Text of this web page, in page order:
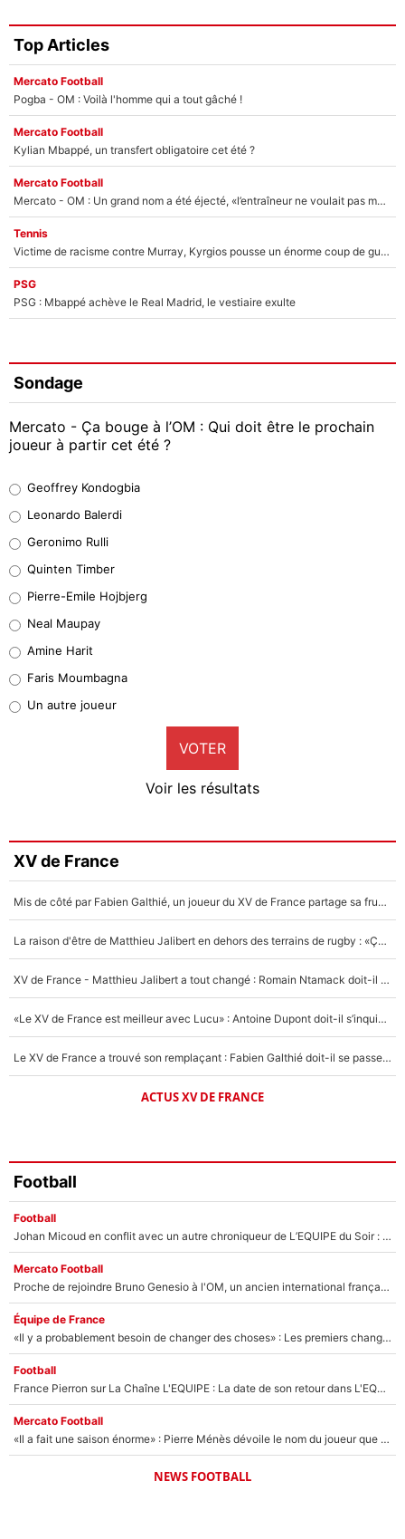
Top Articles
Mercato Football
Pogba - OM : Voilà l'homme qui a tout gâché !
Mercato Football
Kylian Mbappé, un transfert obligatoire cet été ?
Mercato Football
Mercato - OM : Un grand nom a été éjecté, «l’entraîneur ne voulait pas me conserver»
Tennis
Victime de racisme contre Murray, Kyrgios pousse un énorme coup de gueule !
PSG
PSG : Mbappé achève le Real Madrid, le vestiaire exulte
Sondage
Mercato - Ça bouge à l’OM : Qui doit être le prochain
joueur à partir cet été ?
38%
32%
4%
1%
9%
Faris Moumbagna
4%
Un autre joueur
5%
Geoffrey Kondogbia
Leonardo Balerdi
Geronimo Rulli
Quinten Timber
Pierre-Emile Hojbjerg
Neal Maupay
Amine Harit
Faris Moumbagna
Un autre joueur
VOTER
Voir les résultats
XV de France
Mis de côté par Fabien Galthié, un joueur du XV de France partage sa frustration : «ils ne me l’ont pas dit tout de suite»
La raison d'être de Matthieu Jalibert en dehors des terrains de rugby : «Ça m'atteint autant que si tu touches à un membre de ma famille»
XV de France - Matthieu Jalibert a tout changé : Romain Ntamack doit-il s’inquiéter pour sa place à un an de la Coupe du monde ?
«Le XV de France est meilleur avec Lucu» : Antoine Dupont doit-il s’inquiéter pour sa place ?
Le XV de France a trouvé son remplaçant : Fabien Galthié doit-il se passer d'Antoine Dupont ?
ACTUS XV DE FRANCE
Football
Football
Johan Micoud en conflit avec un autre chroniqueur de L’EQUIPE du Soir : «Pendant un moment, je ne les ai pas remis ensemble dans l'émission»
Mercato Football
Proche de rejoindre Bruno Genesio à l'OM, un ancien international français va finalement débarquer... sur RMC !
Équipe de France
«Il y a probablement besoin de changer des choses» : Les premiers changements de Zinedine Zidane en équipe de France sont révélés ?
Football
France Pierron sur La Chaîne L'EQUIPE : La date de son retour dans L'EQUIPE de Choc est connue... et c'était très attendu
Mercato Football
«Il a fait une saison énorme» : Pierre Ménès dévoile le nom du joueur que l’OM devait absolument recruter cet été, l’IA valide la piste !
NEWS FOOTBALL